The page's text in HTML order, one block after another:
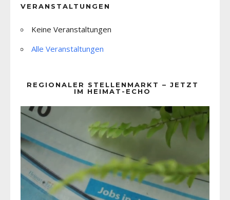
VERANSTALTUNGEN
Keine Veranstaltungen
Alle Veranstaltungen
REGIONALER STELLENMARKT – JETZT
IM HEIMAT-ECHO
Player